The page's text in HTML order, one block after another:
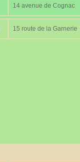
14 avenue de Cognac
15 route de la Garnerie